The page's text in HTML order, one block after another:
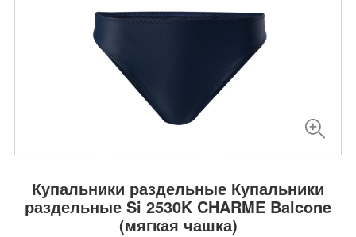
Купальники раздельные Купальники
раздельные Si 2530K CHARME Balcone
(мягкая чашка)